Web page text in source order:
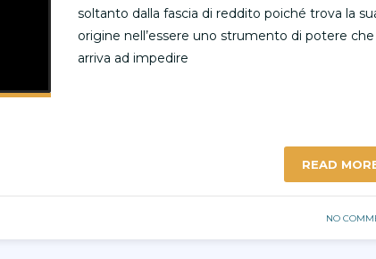
soltanto dalla fascia di reddito poiché trova la
origine nell’essere uno strumento di potere che
arriva ad impedire
READ
NO